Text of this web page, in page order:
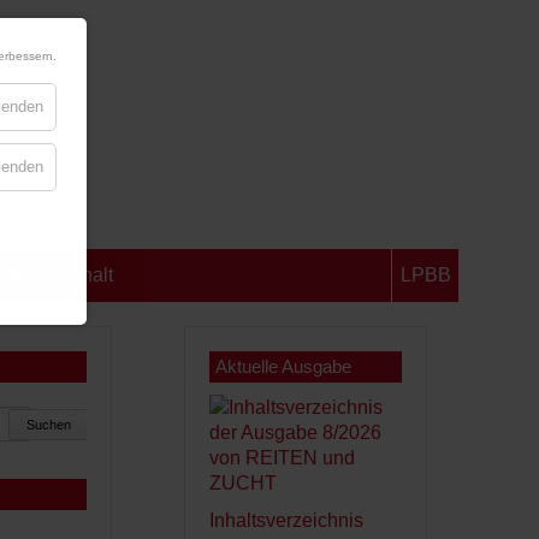
Anhalt LPBB
Suchen
Aktuelle Ausgabe
Inhaltsverzeichnis